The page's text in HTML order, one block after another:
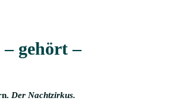
– gehört –
Der Nachtzirkus.